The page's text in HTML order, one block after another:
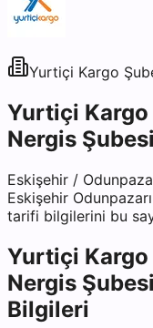
Yurtiçi Kargo
Yurtiçi Kargo
Nergis Şubesi
Eskişehir /
Eskişehir
tarifi bilgilerini bu
Yurtiçi Kargo
Nergis Şubesi
Bilgileri